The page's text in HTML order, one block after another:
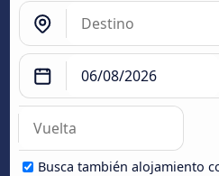
Busca también alojamiento